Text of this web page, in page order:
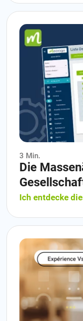
3 Min.
Die
Ich entdecke